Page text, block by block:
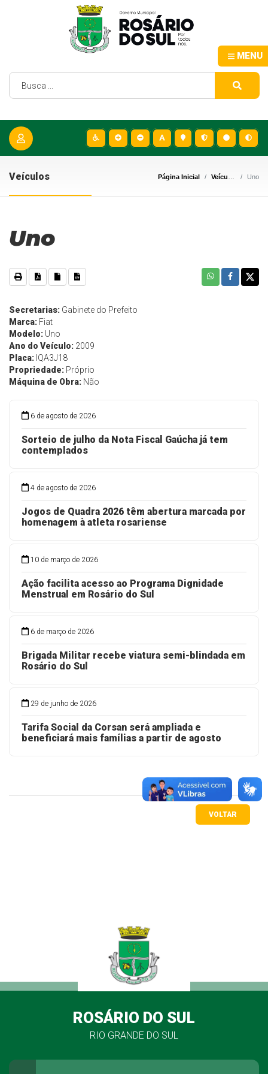
MENU
Veículos Página Inicial Veículos Uno
Uno
Secretarias: Gabinete do Prefeito
Marca: Fiat
Modelo: Uno
Ano do Veículo: 2009
Placa: IQA3J18
Propriedade: Próprio
Máquina de Obra: Não
6 de agosto de 2026
Sorteio de julho da Nota Fiscal Gaúcha já tem
contemplados
4 de agosto de 2026
Jogos de Quadra 2026 têm abertura marcada por
homenagem à atleta rosariense
10 de março de 2026
Ação facilita acesso ao Programa Dignidade
Menstrual em Rosário do Sul
6 de março de 2026
Brigada Militar recebe viatura semi-blindada em
Rosário do Sul
29 de junho de 2026
Tarifa Social da Corsan será ampliada e
beneficiará mais famílias a partir de agosto
VOLTAR
ROSÁRIO DO SUL
RIO GRANDE DO SUL